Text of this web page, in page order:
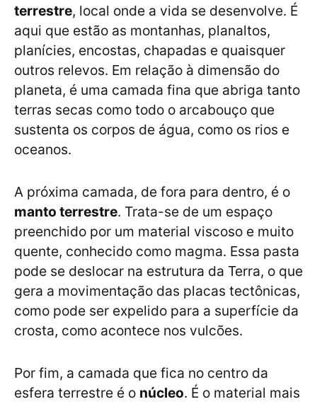
terrestre, local onde a vida se desenvolve. É
aqui que estão as montanhas, planaltos,
planícies, encostas, chapadas e quaisquer
outros relevos. Em relação à dimensão do
planeta, é uma camada fina que abriga tanto
terras secas como todo o arcabouço que
sustenta os corpos de água, como os rios e
oceanos.
A próxima camada, de fora para dentro, é o
manto terrestre. Trata-se de um espaço
preenchido por um material viscoso e muito
quente, conhecido como magma. Essa pasta
pode se deslocar na estrutura da Terra, o que
gera a movimentação das placas tectônicas,
como pode ser expelido para a superfície da
crosta, como acontece nos vulcões.
Por fim, a camada que fica no centro da
esfera terrestre é o núcleo. É o material mais